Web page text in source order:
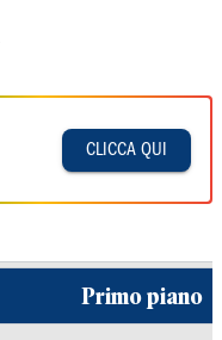
CLICCA QUI
Primo piano